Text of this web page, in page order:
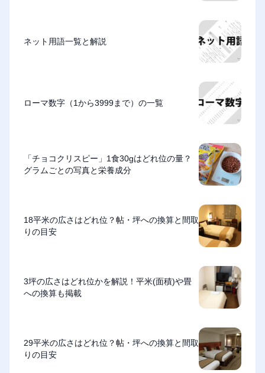
ネット用語一覧と解説
ローマ数字（1から3999まで）の一覧
「チョコクリスピー」1食30gはどれ位の量？
グラムごとの写真と栄養成分
18平米の広さはどれ位？帖・坪への換算と間取
りの目安
3坪の広さはどれ位かを解説！平米(面積)や畳
への換算も掲載
29平米の広さはどれ位？帖・坪への換算と間取
りの目安